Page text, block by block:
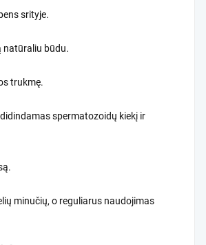
srityje.
natūraliu būdu.
trukmę.
spermatozoidų kiekį ir
minučių, o reguliarus naudojimas